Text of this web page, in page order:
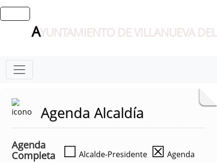
AYUNTAMIENTO DE VILLANUEVA
Agenda Alcaldía
Agenda
Completa
☐ Alcalde-Presidente ☒ Agenda